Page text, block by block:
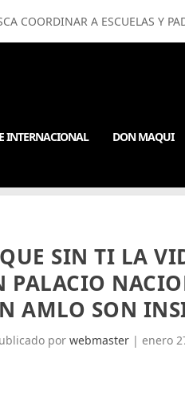
COORDINAR A ESCUELAS Y
INTERNACIONAL DON MAQUI
SIN TI LA
PALACIO
AMLO SON
porwebmaster |enero